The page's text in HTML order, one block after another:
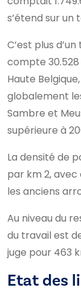
s’étend sur un
C’est plus
compte
Haute
globalement
Sambre et
supérieure à
La densité de
par km 2,
les anciens
Au niveau du
du travail est
juge pour 463
Etat des